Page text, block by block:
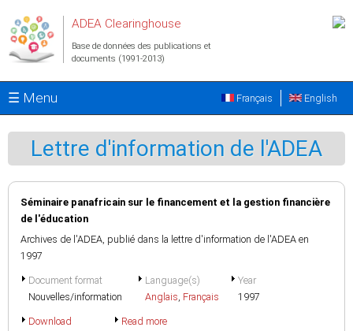
ADEA Clearinghouse
Base de données des publications et
documents (1991-2013)
☰ Menu English
Français
Lettre d'information de l'ADEA
Séminaire panafricain sur le financement et la gestion financière
de l'éducation
Archives de l'ADEA, publié dans la lettre d'information de l'ADEA en
1997
Document format
Nouvelles/information
Language(s)
Anglais, Français
Year
1997
Download Read more